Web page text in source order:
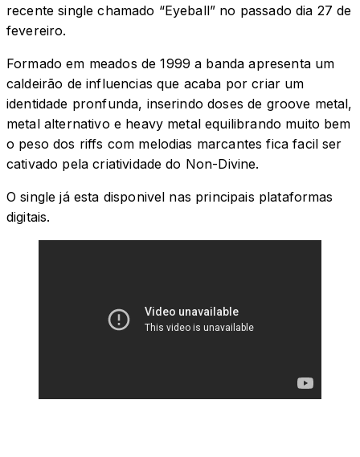
recente single chamado “Eyeball” no passado dia 27 de
fevereiro.
Formado em meados de 1999 a banda apresenta um
caldeirão de influencias que acaba por criar um
identidade pronfunda, inserindo doses de groove metal,
metal alternativo e heavy metal equilibrando muito bem
o peso dos riffs com melodias marcantes fica facil ser
cativado pela criatividade do Non-Divine.
O single já esta disponivel nas principais plataformas
digitais.